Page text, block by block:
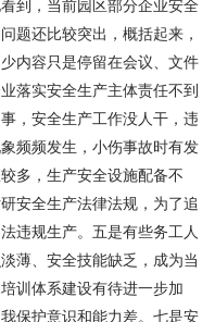
到，当前园区部分企业安全
题还比较突出，概括起来，
内容只是停留在会议、文件
落实安全生产主体责任不到
，安全生产工作没人干，违
频频发生，小伤事故时有发
多，生产安全设施配备不
安全生产法律法规，为了追
违规生产。五是有些务工人
薄、安全技能缺乏，成为当
训体系建设有待进一步加
保护意识和能力差。七是安